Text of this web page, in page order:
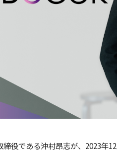
役である沖村昂志が、2023年